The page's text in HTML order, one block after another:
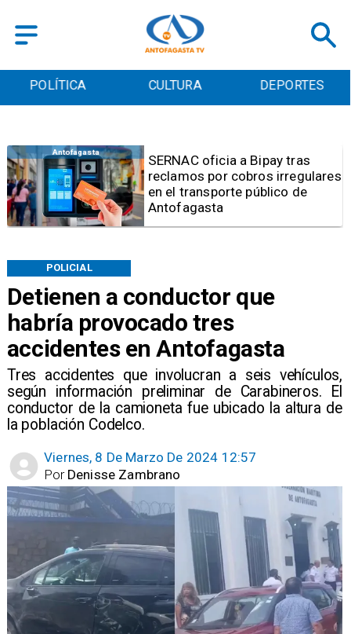
POLÍTICA CULTURA DEPORTES
Detienen a conductor que
habría provocado tres
accidentes en Antofagasta
Tres accidentes que involucran a seis vehículos,
según información preliminar de Carabineros. El
conductor de la camioneta fue ubicado la altura de
la población Codelco.
POLICIAL
Viernes, 8 De Marzo De 2024 12:57
Denisse Zambrano
Por
Antofagasta
Retiran tres toneladas de
basura y vehículos
abandonados en el sector
centro alto de Antofagasta